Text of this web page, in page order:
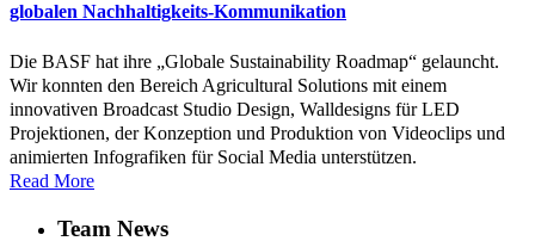
globalen Nachhaltigkeits-Kommunikation
Die BASF hat ihre „Globale Sustainability Roadmap“ gelauncht.
Wir konnten den Bereich Agricultural Solutions mit einem
innovativen Broadcast Studio Design, Walldesigns für LED
Projektionen, der Konzeption und Produktion von Videoclips und
animierten Infografiken für Social Media unterstützen.
Read More
Team News